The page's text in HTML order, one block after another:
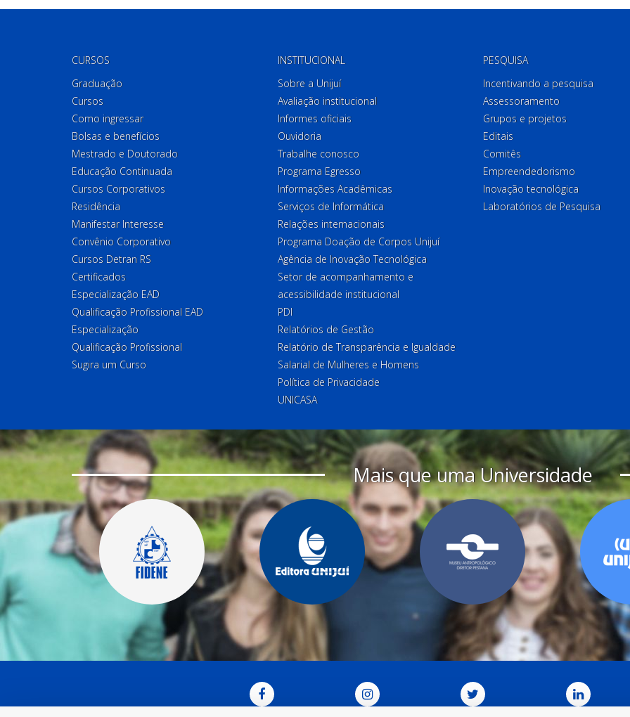
CURSOS
Graduação
Cursos
Como ingressar
Bolsas e benefícios
Mestrado e Doutorado
Educação Continuada
Cursos Corporativos
Residência
Manifestar Interesse
Convênio Corporativo
Cursos Detran RS
Certificados
Especialização EAD
Qualificação Profissional EAD
Especialização
Qualificação Profissional
Sugira um Curso
INSTITUCIONAL
Sobre a Unijuí
Avaliação institucional
Informes oficiais
Ouvidoria
Trabalhe conosco
Programa Egresso
Informações Acadêmicas
Serviços de Informática
Relações internacionais
Programa Doação de Corpos Unijuí
Agência de Inovação Tecnológica
Setor de acompanhamento e
acessibilidade institucional
PDI
Relatórios de Gestão
Relatório de Transparência e Igualdade
Salarial de Mulheres e Homens
Política de Privacidade
UNICASA
PESQUISA
Incentivando a pesquisa
Assessoramento
Grupos e projetos
Editais
Comitês
Empreendedorismo
Inovação tecnológica
Laboratórios de Pesquisa
Mais que uma Universidade